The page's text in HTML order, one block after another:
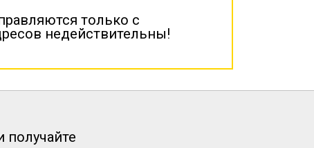
только с
недействительны!
получайте